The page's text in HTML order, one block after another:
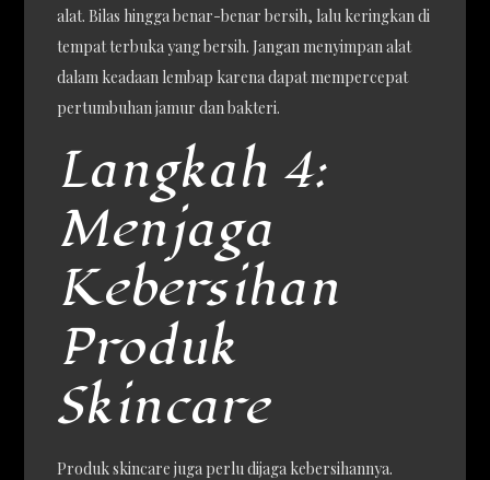
alat. Bilas hingga benar-benar bersih, lalu keringkan di
tempat terbuka yang bersih. Jangan menyimpan alat
dalam keadaan lembap karena dapat mempercepat
pertumbuhan jamur dan bakteri.
Langkah 4:
Menjaga
Kebersihan
Produk
Skincare
Produk skincare juga perlu dijaga kebersihannya.